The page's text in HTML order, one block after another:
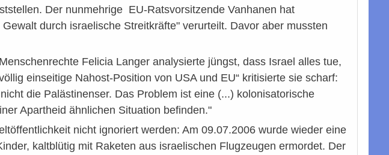
Der nunmehrige EU-Ratsvorsitzende Vanhanen hat
durch israelische Streitkräfte" verurteilt. Davor aber mussten
Felicia Langer analysierte jüngst, dass Israel alles tue,
einseitige Nahost-Position von USA und EU“ kritisierte sie scharf:
die Palästinenser. Das Problem ist eine (...) kolonisatorische
Apartheid ähnlichen Situation befinden."
nicht ignoriert werden: Am 09.07.2006 wurde wieder eine
kaltblütig mit Raketen aus israelischen Flugzeugen ermordet. Der